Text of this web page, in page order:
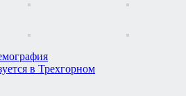
в Трехгорном